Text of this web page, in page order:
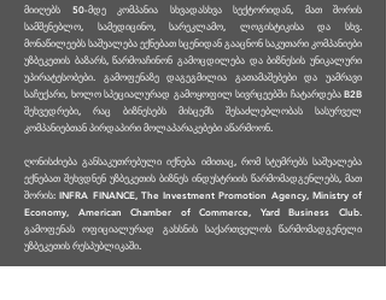
მიიღებს 50-მდე კომპანია სხვადასხვა სექტორიდან, მათ შორის
სამშენებლო, სამედიცინო, სარეკლამო, ლოგისტიკისა და სხვ.
მონაწილეებს საშუალება ექნებათ სცენიდან გააცნონ საკუთარი კომპანიები
უზბეკეთის ბაზარს, წარმოაჩინონ გამოცდილება და ბიზნესის უნიკალური
უპირატესობები. გამოფენაზე დაგეგმილია გათამაშებები და უამრავი
საჩუქარი, ხოლო სპეციალურად გამოყოფილ სივრცეებში ჩატარდება B2B
შეხვედრები, რაც ბიზნესებს მისცემს შესაძლებლობას სასურველ
კომპანიებთან პირდაპირი მოლაპარაკებები აწარმოონ.
ღონისძიება განსაკუთრებული იქნება იმითაც, რომ სტუმრებს საშუალება
ექნებათ შეხვდნენ უზბეკეთის ბიზნეს ინდუსტრიის წარმომადგენლებს, მათ
შორის: INFRA FINANCE, The Investment Promotion Agency, Ministry of
Economy, American Chamber of Commerce, Yard Business Club.
გამოფენას ოფიციალურად გახსნის საქართველოს წარმომადგენელი
უზბეკეთის რესპუბლიკაში.